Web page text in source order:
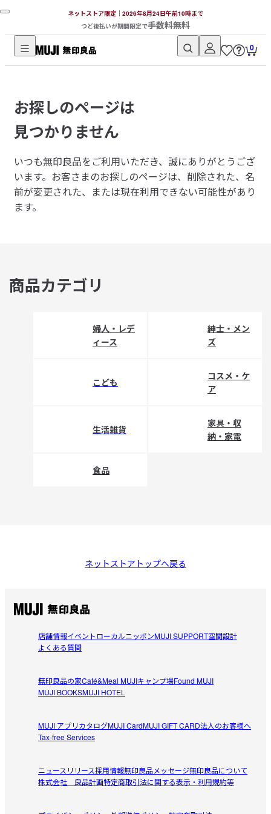
ネットストア限定｜2026年8月24日午前10時まで
つど後払いが期間限定で手数料無料
無
品
ネ
ッ
ト
ス
ト
ア
0
お探しのページは
見つかりません
いつも無印良品をご利用いただき、誠にありがとうござ
います。 お客さまのお探しのページは、削除された、名
前が変更された、または現在利用できない可能性があり
ます。
商品カテゴリ
婦人・レデ
ィース
紳士・メン
ズ
こども
コスメ・ケ
ア
生活雑貨
家具・収
納・家電
食品
ネットストアトップへ戻る
店舗情報イベントローカルニッポンMUJI SUPPORT空間設計
よくある質問
無印良品の家Café&Meal MUJIキャンプ場Found MUJI
MUJI BOOKSMUJI HOTEL
MUJI アプリカタログMUJI CardMUJI GIFT CARD法人のお客様へ
Tax-free Services
ニュースリリース採用情報無印良品メッセージ無印良品について
株式会社 良品計画特定商取引法に関する表示・利用規約等